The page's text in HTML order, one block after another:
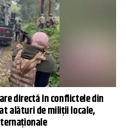
directă în conflictele din
alături de miliții locale,